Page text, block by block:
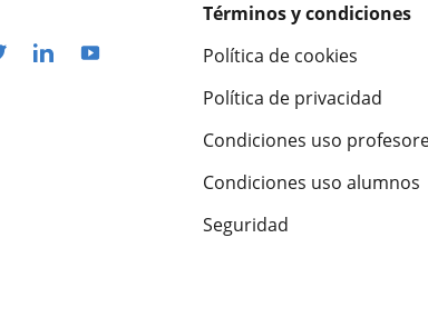
Términos y condiciones
Política de cookies
Política de privacidad
Condiciones uso
Condiciones uso alumnos
Seguridad